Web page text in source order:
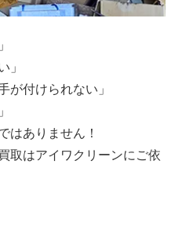
」
が付けられない」
はありません！
取はアイワクリーンにご依